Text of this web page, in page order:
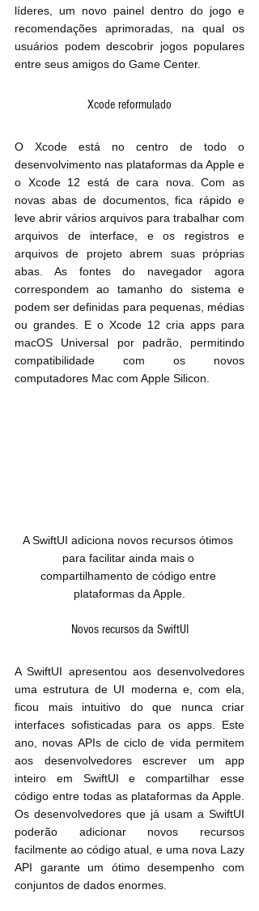
líderes, um novo painel dentro do jogo e
recomendações aprimoradas, na qual os
usuários podem descobrir jogos populares
entre seus amigos do Game Center.
Xcode reformulado
O Xcode está no centro de todo o
desenvolvimento nas plataformas da Apple e
o Xcode 12 está de cara nova. Com as
novas abas de documentos, fica rápido e
leve abrir vários arquivos para trabalhar com
arquivos de interface, e os registros e
arquivos de projeto abrem suas próprias
abas. As fontes do navegador agora
correspondem ao tamanho do sistema e
podem ser definidas para pequenas, médias
ou grandes. E o Xcode 12 cria apps para
macOS Universal por padrão, permitindo
compatibilidade com os novos
computadores Mac com Apple Silicon.
A SwiftUI adiciona novos recursos ótimos
para facilitar ainda mais o
compartilhamento de código entre
plataformas da Apple.
Novos recursos da SwiftUI
A SwiftUI apresentou aos desenvolvedores
uma estrutura de UI moderna e, com ela,
ficou mais intuitivo do que nunca criar
interfaces sofisticadas para os apps. Este
ano, novas APIs de ciclo de vida permitem
aos desenvolvedores escrever um app
inteiro em SwiftUI e compartilhar esse
código entre todas as plataformas da Apple.
Os desenvolvedores que já usam a SwiftUI
poderão adicionar novos recursos
facilmente ao código atual, e uma nova Lazy
API garante um ótimo desempenho com
conjuntos de dados enormes.